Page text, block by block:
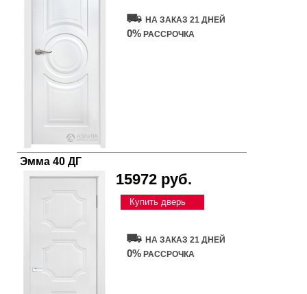
НА ЗАКАЗ 21 ДНЕЙ
0% РАССРОЧКА
Эмма 40 ДГ
15972 руб.
Купить дверь
НА ЗАКАЗ 21 ДНЕЙ
0% РАССРОЧКА